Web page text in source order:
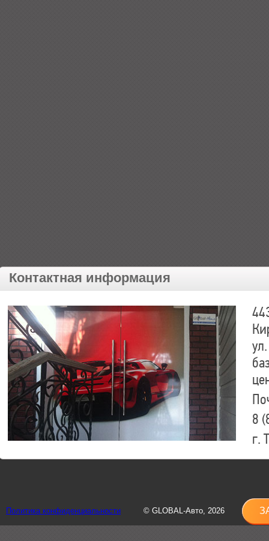
Контактная информация
8
г.
8
Политика конфиденциальности © GLOBAL-Авто, 2026